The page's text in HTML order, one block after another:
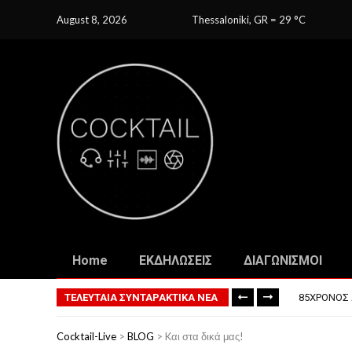
August 8, 2026 Thessaloniki, GR = 29 C
Home ΕΚΔΗΛΩΣΕΙΣ ΔΙΑΓΩΝΙΣΜΟΙ
ΤΕΛΕΥΤΑΙΑ ΣΥΝΤΑΡΑΚΤΙΚΑ ΝΕΑ
ΤΟ ΠΡΏΤΟ
ΦΟΒΕΡΆ
85ΧΡΟΝΟΣ
Cocktail-Live > BLOG > Kαι στα δικά μας!